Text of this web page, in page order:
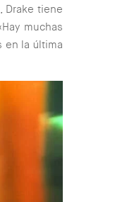
Drake tiene
muchas
en la última